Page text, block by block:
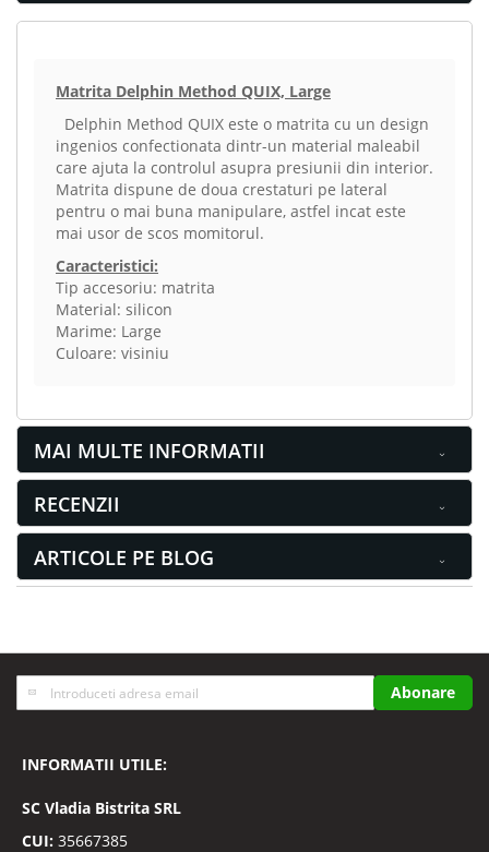
Matrita Delphin Method QUIX, Large
Delphin Method QUIX este o matrita cu un design
ingenios confectionata dintr-un material maleabil
care ajuta la controlul asupra presiunii din interior.
Matrita dispune de doua crestaturi pe lateral
pentru o mai buna manipulare, astfel incat este
mai usor de scos momitorul.
Caracteristici:
Tip accesoriu: matrita
Material: silicon
Marime: Large
Culoare: visiniu
MAI MULTE INFORMATII
RECENZII
ARTICOLE PE BLOG
Inscrieti-
va
noastre
Abonare
INFORMATII UTILE:
SC Vladia Bistrita SRL
CUI: 35667385